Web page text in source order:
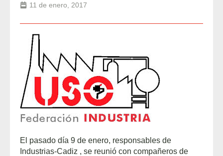
11 de enero, 2017
El pasado día 9 de enero, responsables de
Industrias-Cadiz , se reunió con compañeros de